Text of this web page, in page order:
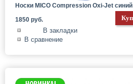
Носки MICO Compression Oxi-Jet синий
1850 руб.
В закладки
В сравнение